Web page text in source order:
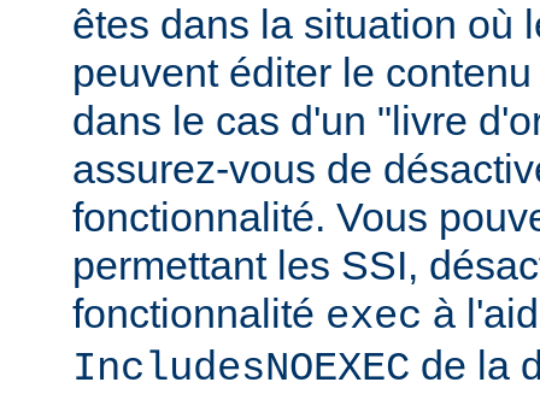
êtes dans la situation où
peuvent éditer le
dans le cas d'un "livre
assurez-vous de
fonctionnalité. Vous
permettant les SSI,
fonctionnalité exec à
IncludesNOEXEC de la